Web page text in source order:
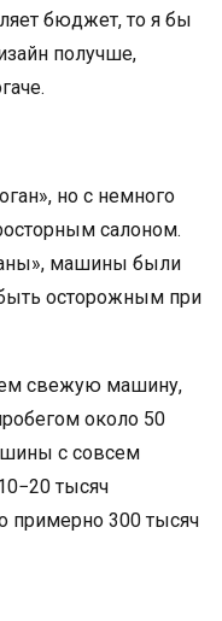
бюджет, то я бы
получше,
но с немного
салоном.
машины были
осторожным при
свежую машину,
около 50
с совсем
тысяч
примерно 300 тысяч